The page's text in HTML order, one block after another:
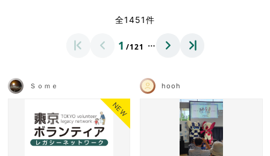
全1451件
1 /121 …
Ｓｏｍｅ
NEW
hooh